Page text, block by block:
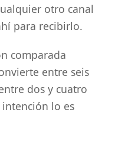
otro canal
para recibirlo.
comparada
entre seis
dos y cuatro
lo es